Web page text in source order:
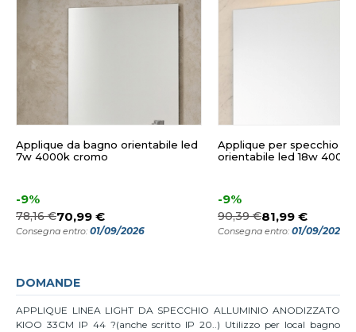
Applique da bagno orientabile led
7w 4000k cromo
-9%
78,16 €70,99 €
Consegna entro: 01/09/2026
Applique per specchio
orientabile led 18w 4000k
-9%
90,39 €81,99 €
Consegna entro: 01/09/2026
DOMANDE
APPLIQUE LINEA LIGHT DA SPECCHIO ALLUMINIO ANODIZZATO
KIOO 33CM IP 44 ?(anche scritto IP 20..) Utilizzo per local bagno